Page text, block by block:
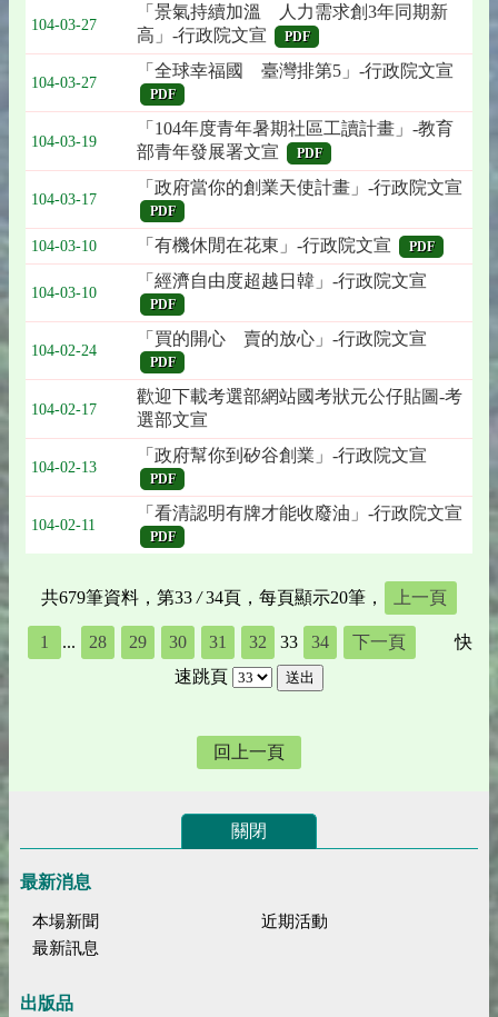
104-03-27
「景氣持續加溫 人力需求創3年同期新
高」-行政院文宣
PDF
104-03-27
「全球幸福國 臺灣排第5」-行政院文宣
PDF
104-03-19
「104年度青年暑期社區工讀計畫」-教育
部青年發展署文宣
PDF
104-03-17
「政府當你的創業天使計畫」-行政院文宣
PDF
104-03-10 「有機休閒在花東」-行政院文宣 PDF
104-03-10
「經濟自由度超越日韓」-行政院文宣
PDF
104-02-24
「買的開心 賣的放心」-行政院文宣
PDF
104-02-17
歡迎下載考選部網站國考狀元公仔貼圖-考
選部文宣
104-02-13
「政府幫你到矽谷創業」-行政院文宣
PDF
104-02-11
「看清認明有牌才能收廢油」-行政院文宣
PDF
共679筆資料，第33/34頁，每頁顯示20筆， 上一頁
1 ... 28 29 30 31 32 33 34 下一頁
快
速跳頁
回上一頁
關閉
最新消息
本場新聞
近期活動
最新訊息
出版品